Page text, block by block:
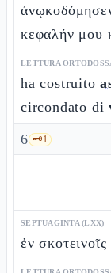
κεφαλήν μου
LETTURA
ha costruito
circondato di
6 🗝️1
SEPTUAGINTA (LXX)
ἐν